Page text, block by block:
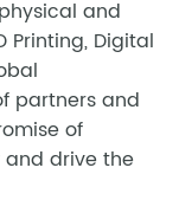
and
Printing, Digital
partners and
of
and drive the